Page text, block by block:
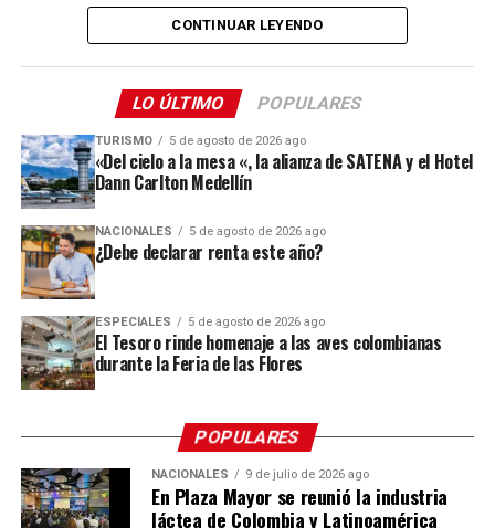
oficialmente la edición número 37 de Colombiamoda,
esta plataforma que se sigue posicionando como la más
importante de América Latina. Por primera vez en la
historia de Colombiamoda tuvimos una semana
completa del evento, iniciamos el sábado 25 de julio y
terminamos el viernes 31 de julio», indicó el directivo,
quien detalló que esta decisión respondió a una
estrategia para aumentar las noches de permanencia de
los visitantes y, con ello, su gasto en la ciudad.
La estrategia dio resultado: la feria dejó una derrama
económica de 22 millones de dólares, cuatro millones
más que en la edición 2025, aunque por debajo de la
meta inicial de 25 millones. A esto se sumaron
oportunidades de exportación calculadas por
participación de compradores de Ecuador, Perú, Costa
latitudes como Emiratos Árabes, Reino Unido, España y
Francia.
CONTINUAR LEYENDO
LO ÚLTIMO POPULARES
TURISMO 5 de agosto de 2026 ago
«Del cielo a la mesa «, la alianza de SATENA y el Hotel
Dann Carlton Medellín
NACIONALES 5 de agosto de 2026 ago
¿Debe declarar renta este año?
ESPECIALES 5 de agosto de 2026 ago
El Tesoro rinde homenaje a las aves colombianas
durante la Feria de las Flores
POPULARES
NACIONALES 9 de julio de 2026 ago
En Plaza Mayor se reunió la industria
láctea de Colombia y Latinoamérica